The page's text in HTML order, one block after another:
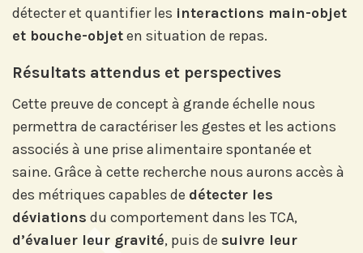
détecter et quantifier les interactions main-objet
et bouche-objeten situation de repas.
Résultats attendus et perspectives
Cette preuve de concept à grande échelle nous
permettra de caractériser les gestes et les actions
associés à une prise alimentaire spontanée et
saine. Grâce à cette recherche nous aurons accès à
des métriques capables de détecter les
déviations du comportement dans les TCA,
d’évaluer leur gravité, puis de suivre leur
mail, recevez nos newsletters en
Prix Projets de Recherche